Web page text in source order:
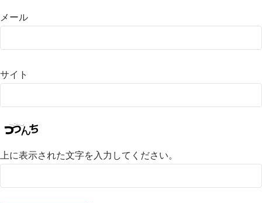
メール
サイト
上に表示された文字を入力してください。